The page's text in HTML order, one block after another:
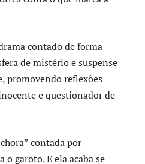
contado de forma
de mistério e suspense
promovendo reflexões
e questionador de
contada por
garoto. E ela acaba se